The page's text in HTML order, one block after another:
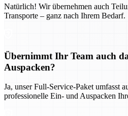
Natürlich! Wir übernehmen auch
Transporte – ganz nach Ihrem Bedarf.
Übernimmt Ihr Team auch
Auspacken?
Ja, unser Full-Service-Paket umfasst
professionelle Ein- und Auspacken